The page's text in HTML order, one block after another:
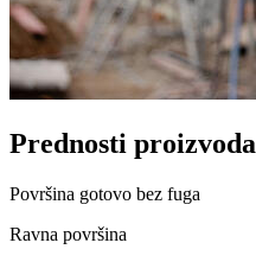
Prednosti proizvoda
Površina gotovo bez fuga
Ravna površina